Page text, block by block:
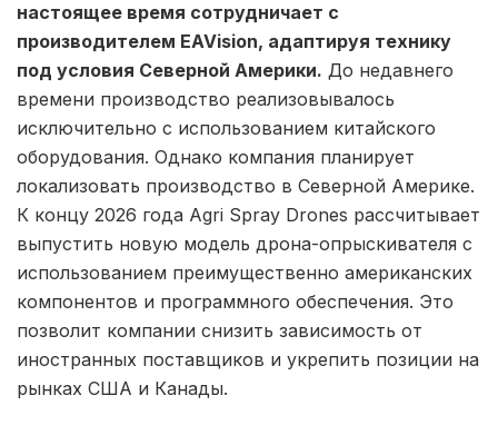
настоящее время сотрудничает с
производителем EAVision, адаптируя технику
под условия Северной Америки. До недавнего
времени производство реализовывалось
исключительно с использованием китайского
оборудования. Однако компания планирует
локализовать производство в Северной Америке.
К концу 2026 года Agri Spray Drones рассчитывает
выпустить новую модель дрона-опрыскивателя с
использованием преимущественно американских
компонентов и программного обеспечения. Это
позволит компании снизить зависимость от
иностранных поставщиков и укрепить позиции на
рынках США и Канады.